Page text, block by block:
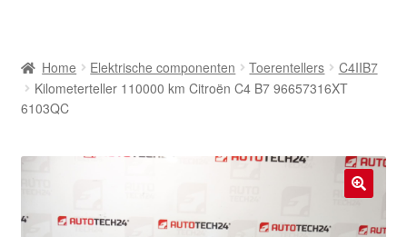
Algemene voorwaarden
Betalingen
Home Elektrische componenten Toerentellers
C4IIB7
Kilometerteller 110000 km Citroën C4 B7 96657316XT
6103QC